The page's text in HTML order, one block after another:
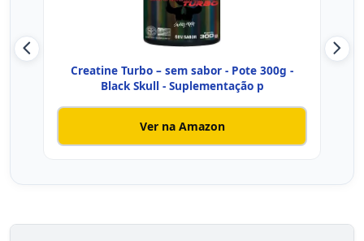
Creatine Turbo – sem sabor - Pote 300g -
Black Skull - Suplementação p
Ver na Amazon